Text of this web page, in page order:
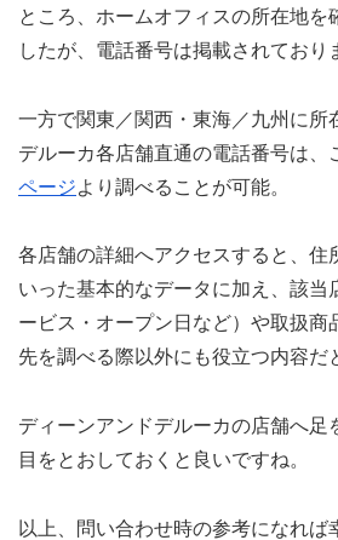
ところ、ホームオフィスの所在地を
したが、電話番号は掲載されており
一方で関東／関西・東海／九州に所
デルーカ各店舗直通の電話番号は、
ページより調べることが可能。
各店舗の詳細へアクセスすると、住
いった基本的なデータに加え、該当
ービス・オープン日など）や取扱商
先を調べる際以外にも役立つ内容だ
ディーンアンドデルーカの店舗へ足
目をとおしておくと良いですね。
以上、問い合わせ時の参考になれば